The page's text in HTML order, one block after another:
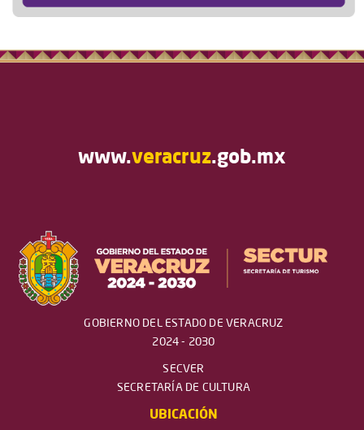
www.veracruz.gob.mx
GOBIERNO DEL ESTADO DE VERACRUZ
2024 - 2030
SECVER
SECRETARÍA DE CULTURA
UBICACIÓN